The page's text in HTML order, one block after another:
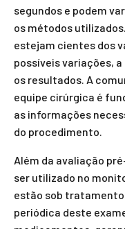
segundos e podem
os métodos
estejam cientes dos
possíveis variações,
os resultados. A
equipe cirúrgica é
as informações
do procedimento.
Além da avaliação
ser utilizado no
estão sob
periódica deste